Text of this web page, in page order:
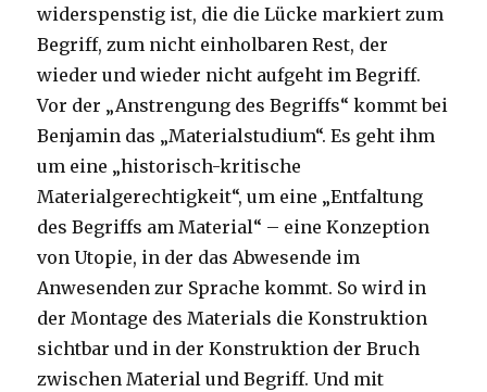
widerspenstig ist, die die Lücke markiert zum
Begriff, zum nicht einholbaren Rest, der
wieder und wieder nicht aufgeht im Begriff.
Vor der „Anstrengung des Begriffs“ kommt bei
Benjamin das „Materialstudium“. Es geht ihm
um eine „historisch-kritische
Materialgerechtigkeit“, um eine „Entfaltung
des Begriffs am Material“ – eine Konzeption
von Utopie, in der das Abwesende im
Anwesenden zur Sprache kommt. So wird in
der Montage des Materials die Konstruktion
sichtbar und in der Konstruktion der Bruch
zwischen Material und Begriff. Und mit